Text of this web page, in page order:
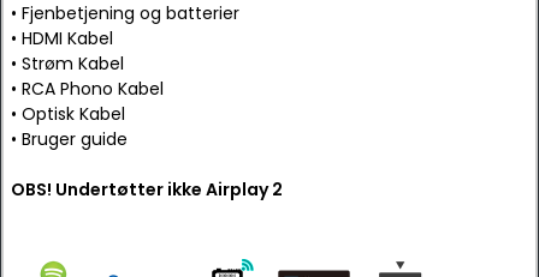
• Fjenbetjening og batterier
• HDMI Kabel
• Strøm Kabel
• RCA Phono Kabel
• Optisk Kabel
• Bruger guide
OBS! Undertøtter ikke Airplay 2